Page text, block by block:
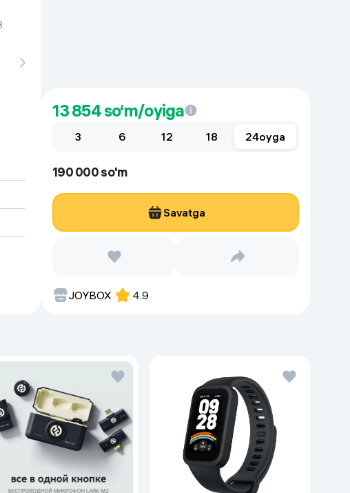
13 854so‘m/oyiga
3 6 12 18 24oyga
190 000 so'm
Savatga
JOYBOX 4.9